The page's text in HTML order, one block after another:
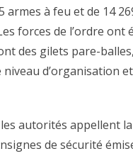
armes à feu et de 14
forces de l’ordre ont
des gilets pare-
d’organisation
autorités appellent
de sécurité